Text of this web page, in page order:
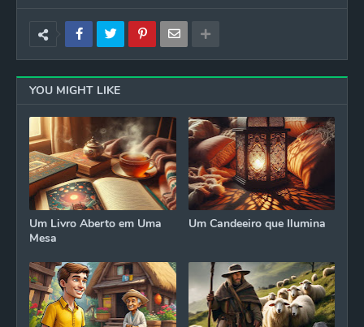
YOU MIGHT LIKE
Um Livro Aberto em Uma
Mesa
Um Candeeiro que Ilumina